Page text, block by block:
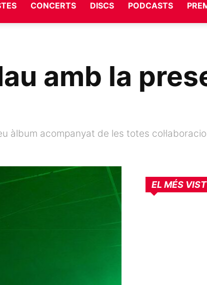
Fila
CONCERTS DISCS PODCASTS
amb la
àlbum acompanyat de les totes
EL MÉS VIST